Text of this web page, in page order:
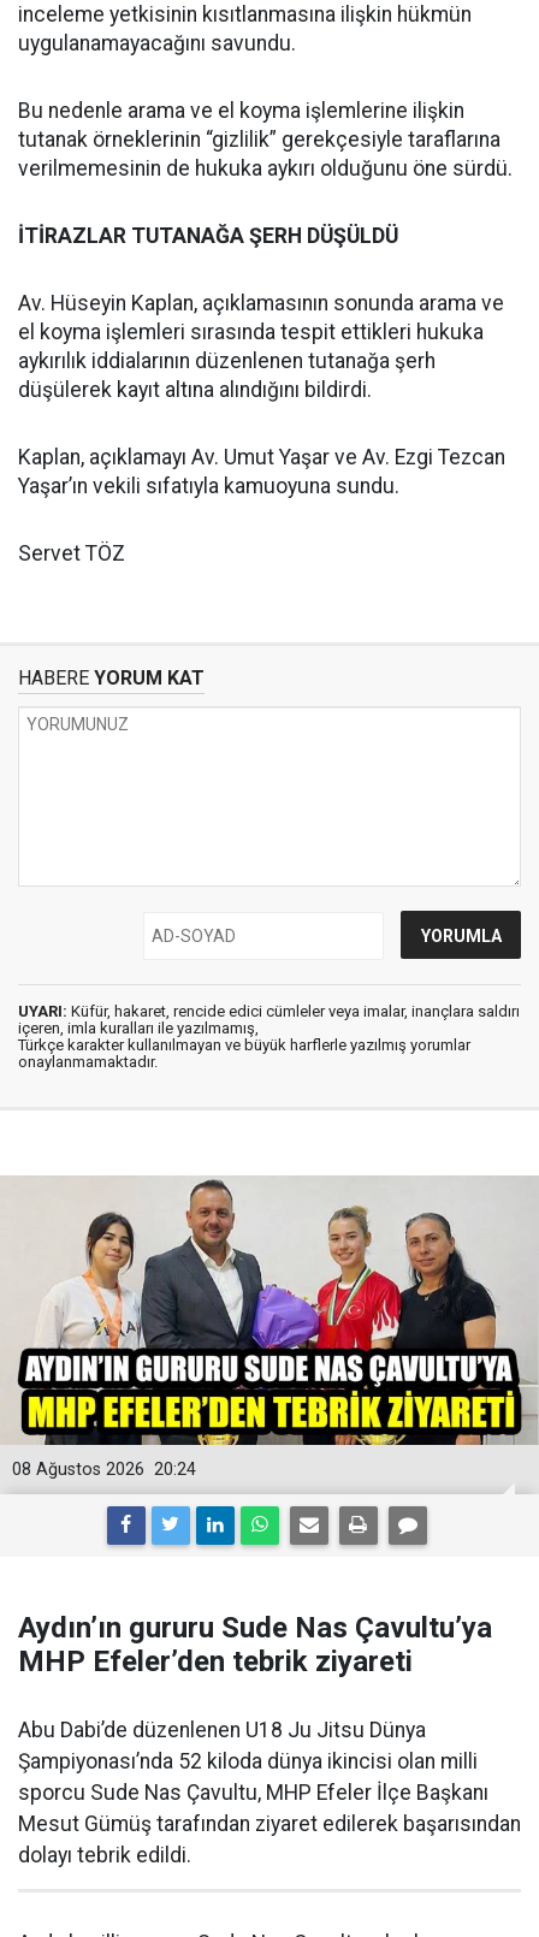
inceleme yetkisinin kısıtlanmasına ilişkin hükmün
uygulanamayacağını savundu.
Bu nedenle arama ve el koyma işlemlerine ilişkin
tutanak örneklerinin “gizlilik” gerekçesiyle taraflarına
verilmemesinin de hukuka aykırı olduğunu öne sürdü.
İTİRAZLAR TUTANAĞA ŞERH DÜŞÜLDÜ
Av. Hüseyin Kaplan, açıklamasının sonunda arama ve
el koyma işlemleri sırasında tespit ettikleri hukuka
aykırılık iddialarının düzenlenen tutanağa şerh
düşülerek kayıt altına alındığını bildirdi.
Kaplan, açıklamayı Av. Umut Yaşar ve Av. Ezgi Tezcan
Yaşar’ın vekili sıfatıyla kamuoyuna sundu.
Servet TÖZ
HABERE YORUM KAT
UYARI: Küfür, hakaret, rencide edici cümleler veya imalar, inançlara saldırı
içeren, imla kuralları ile yazılmamış,
Türkçe karakter kullanılmayan ve büyük harflerle yazılmış yorumlar
onaylanmamaktadır.
20:24
08 Ağustos 2026
Aydın’ın gururu Sude Nas Çavultu’ya
MHP Efeler’den tebrik ziyareti
Abu Dabi’de düzenlenen U18 Ju Jitsu Dünya
Şampiyonası’nda 52 kiloda dünya ikincisi olan milli
sporcu Sude Nas Çavultu, MHP Efeler İlçe Başkanı
Mesut Gümüş tarafından ziyaret edilerek başarısından
dolayı tebrik edildi.